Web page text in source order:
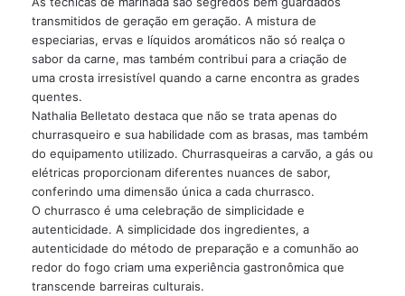
transmitidos de geração em geração. A mistura de
especiarias, ervas e líquidos aromáticos não só realça o
sabor da carne, mas também contribui para a criação de
uma crosta irresistível quando a carne encontra as grades
quentes.
Nathalia Belletato destaca que não se trata apenas do
churrasqueiro e sua habilidade com as brasas, mas também
do equipamento utilizado. Churrasqueiras a carvão, a gás ou
elétricas proporcionam diferentes nuances de sabor,
conferindo uma dimensão única a cada churrasco.
O churrasco é uma celebração de simplicidade e
autenticidade. A simplicidade dos ingredientes, a
autenticidade do método de preparação e a comunhão ao
redor do fogo criam uma experiência gastronômica que
transcende barreiras culturais.